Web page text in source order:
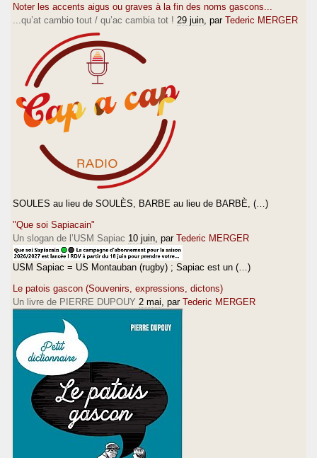
Noter les accents aigus ou graves à la fin des noms gascons...
...qu’at cambio tout / qu’ac cambia tot ! 29 juin , par Tederic MERGER
SOULES au lieu de SOULÈS, BARBE au lieu de BARBÈ, (…)
"Que soi Sapiacain"
Un slogan de l’USM Sapiac 10 juin , par Tederic MERGER
USM Sapiac = US Montauban (rugby) ; Sapiac est un (…)
Le patois gascon (Souvenirs, expressions, dictons)
Un livre de PIERRE DUPOUY 2 mai , par Tederic MERGER